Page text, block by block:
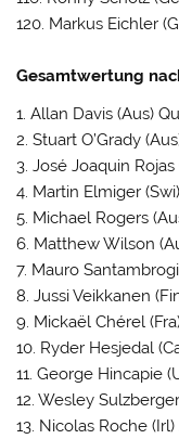
120. Markus Eichler
Gesamtwertung
1. Allan Davis (Aus)
2. Stuart O’Grady
3. José Joaquin
4. Martin Elmiger
5. Michael Rogers
6. Matthew Wilson
7. Mauro
8. Jussi Veikkanen
9. Mickaël Chérel
10. Ryder Hesjedal
11. George Hincapie
12. Wesley
13. Nicolas Roche